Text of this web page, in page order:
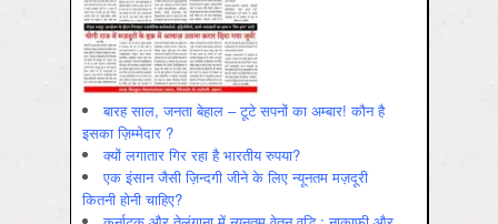
बारह साल, जनता बेहाल – टूटे सपनों का अम्बार! कौन है
इसका ज़िम्मेदार ?
क्यों लगातार गिर रहा है भारतीय रुपया?
एक इंसान जैसी ज़िन्दगी जीने के लिए न्यूनतम मज़दूरी
कितनी होनी चाहिए?